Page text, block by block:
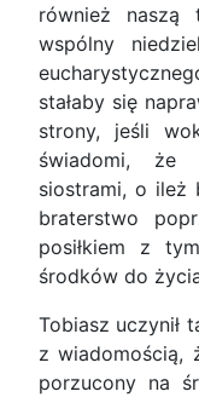
również naszą
wspólny
stałaby się
strony, jeśli
świadomi, że
siostrami, o ileż
braterstwo
posiłkiem z
środków do
Tobiasz uczynił
z wiadomością,
porzucony na